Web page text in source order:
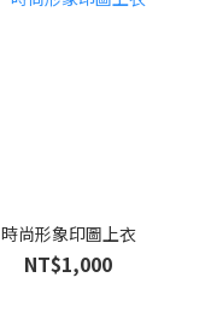
時尚形象印圖上衣
NT$1,000